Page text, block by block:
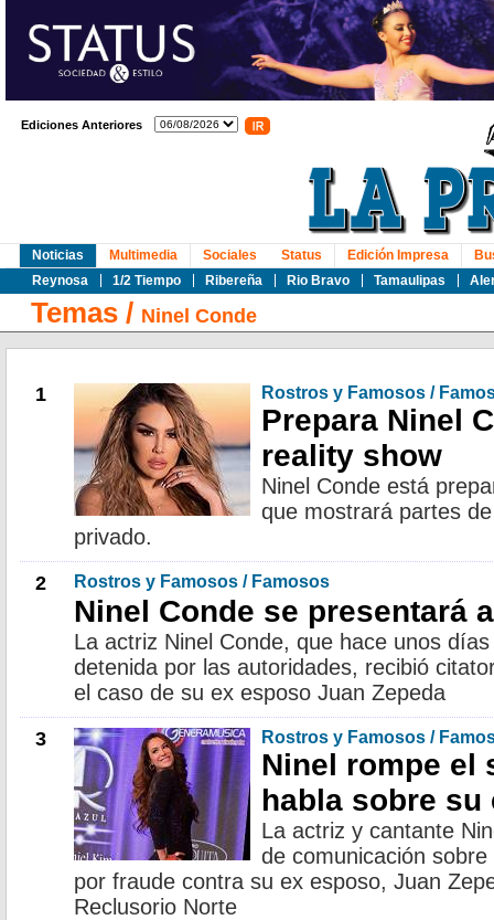
Ediciones Anteriores
Noticias
Reynosa
1/2 Tiempo Ribereña Rio Bravo Tamaulipas
Multimedia Sociales Status Edición Impresa
Temas / Ninel Conde
1 Rostros y Famosos /
Prepara Ninel
reality show
Ninel Conde está
que mostrará partes
privado.
2 Rostros y Famosos / Famosos
Ninel Conde se presentará
La actriz Ninel Conde, que hace unos
detenida por las autoridades, recibió
el caso de su ex esposo Juan Zepeda
3 Rostros y Famosos /
Ninel rompe el
habla sobre su
La actriz y cantante
de comunicación
por fraude contra su ex esposo, Juan
Reclusorio Norte